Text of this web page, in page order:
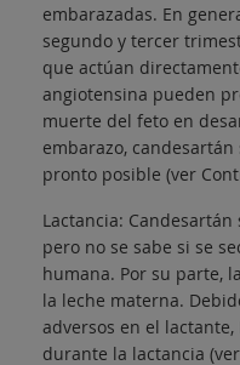
embarazadas. En
segundo y tercer
que actúan
angiotensina pueden
muerte del feto en
embarazo,
pronto posible (ver
Lactancia:
pero no se sabe si se
humana. Por su parte,
la leche materna.
adversos en el
durante la lactancia